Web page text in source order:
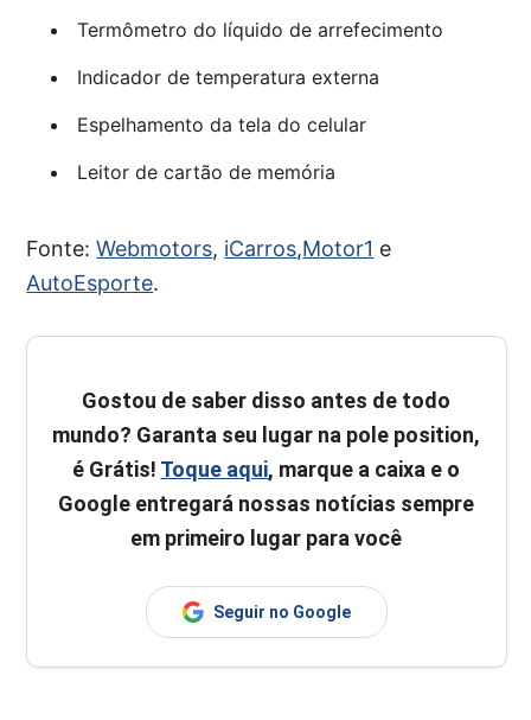
Termômetro do líquido de arrefecimento
Indicador de temperatura externa
Espelhamento da tela do celular
Leitor de cartão de memória
Fonte:Webmotors, iCarros,Motor1 e
AutoEsporte.
Gostou de saber disso antes de todo
mundo? Garanta seu lugar na pole position,
é Grátis! Toque aqui, marque a caixa e o
Google entregará nossas notícias sempre
em primeiro lugar para você
Seguir no Google